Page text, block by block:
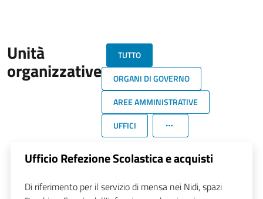
Unità
organizzative
TUTTO
ORGANI DI GOVERNO
AREE AMMINISTRATIVE
UFFICI
Ufficio Refezione Scolastica e acquisti
Di riferimento per il servizio di mensa nei Nidi, spazi